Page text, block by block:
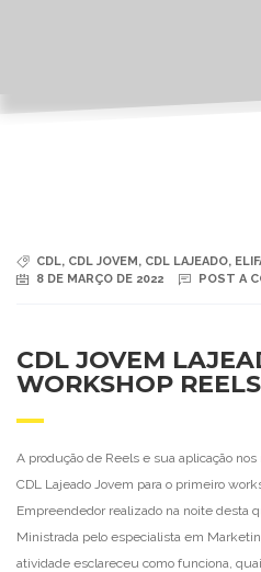
CDL, CDL JOVEM, CDL LAJEADO,
8 DE MARÇO DE 2022
POST A
CDL JOVEM
WORKSHOP REELS
A produção de Reels e sua aplicação
CDL Lajeado Jovem para o primeiro
Empreendedor realizado na noite desta
Ministrada pelo especialista em
atividade esclareceu como funciona,